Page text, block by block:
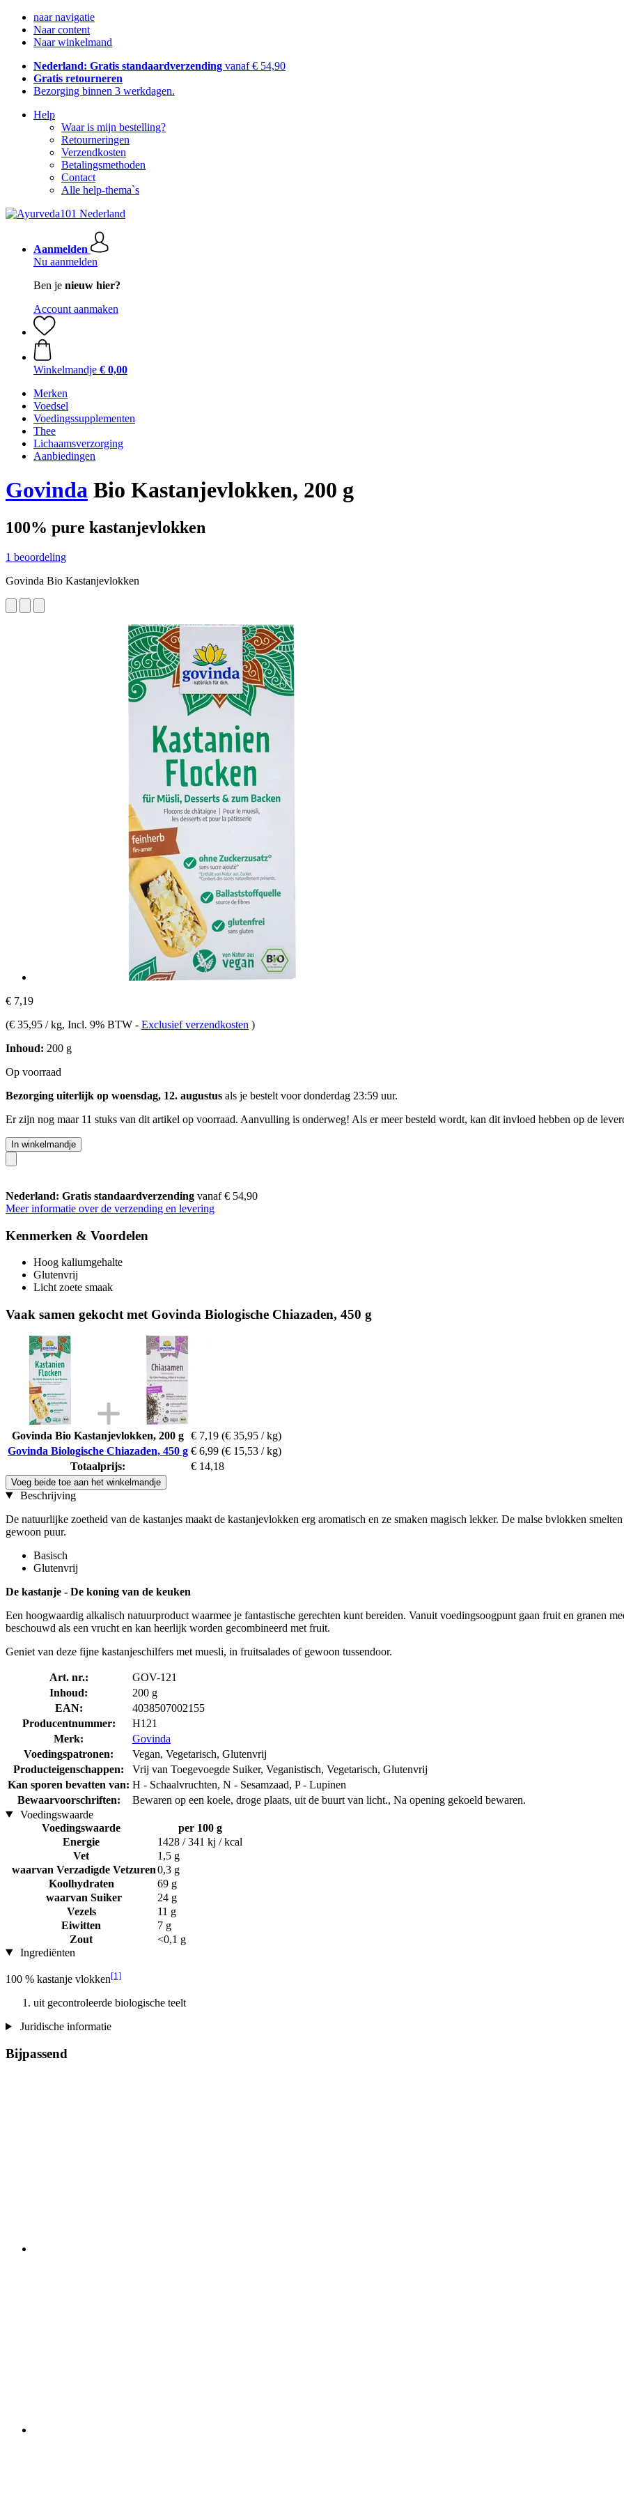
naar navigatie
Naar content
Naar winkelmand
Nederland: Gratis standaardverzending vanaf € 54,90
Gratis retourneren
Bezorging binnen 3 werkdagen.
Help
Waar is mijn bestelling?
Retourneringen
Verzendkosten
Betalingsmethoden
Contact
Alle help-thema`s
Aanmelden
Nu aanmelden
Ben je nieuw hier?
Account aanmaken
Winkelmandje € 0,00
Merken
Voedsel
Voedingssupplementen
Thee
Lichaamsverzorging
Aanbiedingen
Govinda Bio Kastanjevlokken, 200 g
100% pure kastanjevlokken
1 beoordeling
Govinda Bio Kastanjevlokken
€ 7,19
(€ 35,95 / kg, Incl. 9% BTW - Exclusief verzendkosten )
Inhoud: 200 g
Op voorraad
Bezorging uiterlijk op woensdag, 12. augustus als je bestelt voordonderdag 23:59 uur.
Er zijn nog maar 11 stuks van dit artikel op voorraad. Aanvulling is onderweg! Als er meer besteld wordt, kan dit invloed hebben op de
In winkelmandje
Nederland: Gratis standaardverzending vanaf € 54,90
Meer informatie over de verzending en levering
Kenmerken & Voordelen
Hoog kaliumgehalte
Glutenvrij
Licht zoete smaak
Vaak samen gekocht met Govinda Biologische Chiazaden, 450 g
Govinda Bio Kastanjevlokken, 200 g € 7,19 (€ 35,95 / kg)
Govinda Biologische Chiazaden, 450 g € 6,99 (€ 15,53 / kg)
Totaalprijs:
€ 14,18
Voeg beide toe aan het winkelmandje
Beschrijving
De natuurlijke zoetheid van de kastanjes maakt de kastanjevlokken erg aromatisch en ze smaken magisch lekker. De malse bvlokken
gewoon puur.
Basisch
Glutenvrij
De kastanje - De koning van de keuken
Een hoogwaardig alkalisch natuurproduct waarmee je fantastische gerechten kunt bereiden. Vanuit voedingsoogpunt gaan fruit en granen
beschouwd als een vrucht en kan heerlijk worden gecombineerd met fruit.
Geniet van deze fijne kastanjeschilfers met muesli, in fruitsalades of gewoon tussendoor.
Art. nr.:
GOV-121
Inhoud:
200 g
EAN:
4038507002155
Producentnummer:
H121
Merk:
Govinda
Voedingspatronen:
Vegan, Vegetarisch, Glutenvrij
Producteigenschappen:
Vrij van Toegevoegde Suiker, Veganistisch, Vegetarisch, Glutenvrij
Kan sporen bevatten van: H - Schaalvruchten, N - Sesamzaad, P - Lupinen
Bewaarvoorschriften:
Bewaren op een koele, droge plaats, uit de buurt van licht., Na opening gekoeld bewaren.
Voedingswaarde
Voedingswaarde
per 100 g
Energie
1428 / 341 kj / kcal
Vet
1,5 g
waarvan Verzadigde Vetzuren0,3 g
Koolhydraten
69 g
waarvan Suiker
24 g
Vezels
11 g
Eiwitten
7 g
Zout
<0,1 g
Ingrediënten
100 % kastanje vlokken[1]
uit gecontroleerde biologische teelt
Juridische informatie
Bijpassend